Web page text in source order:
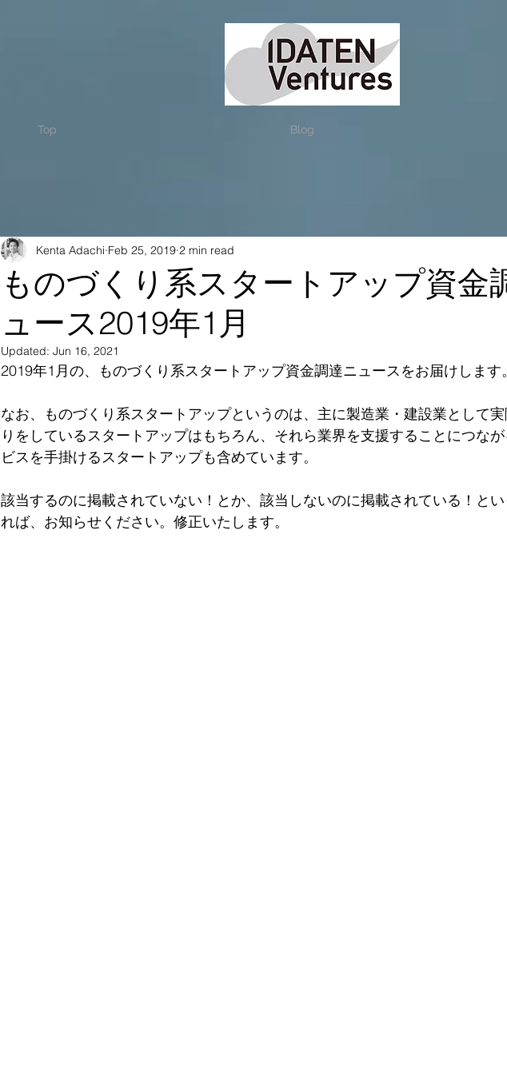
Top Blog
ものづくり系スタートアップ資金
ュース2019年1月
Kenta Adachi Feb 25, 2019 2 min read
Updated: Jun 16, 2021
2019年1月の、ものづくり系スタートアップ資金調達ニュースをお届けします。
なお、ものづくり系スタートアップというのは、主に製造業・建設業として実
りをしているスタートアップはもちろん、それら業界を支援することにつな
ビスを手掛けるスタートアップも含めています。
該当するのに掲載されていない！とか、該当しないのに掲載されている！と
れば、お知らせください。修正いたします。